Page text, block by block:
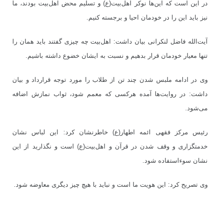
در این است که این‌ها نوکر اهل‌بیت(ع) و تسلیم محض اهل‌بیت بودند، ما
نیز باید این را در خودمان احیا و برجسته کنیم.
آیت‌الله فاضل لنکرانی بیان داشت: اهل‌بیت چه چیزی گفتند باید همان را
تنها معیار خودمان قرار بدهیم و نسبت به ایشان خضوع داشته باشیم.
وی در ادامه ملبس شدن چند تن از طلاب را مورد توجه قرارداد و بیان
داشت: در روایت‌ها آمده هرکسی که معمم شود، ثواب نمازش اضافه
می‌شود.
رئیس مرکز فقهی ائمه اطهار(ع) خاطرنشان کرد: این لباس نشان
خدمتگزاری و وقف شدن در قرآن و اهل‌بیت(ع) است و نگذارید از این
نشان سوءاستفاده شود.
وی تصریح کرد: این هویت ما است و نباید با هیچ چیز دیگری معاوضه شود.